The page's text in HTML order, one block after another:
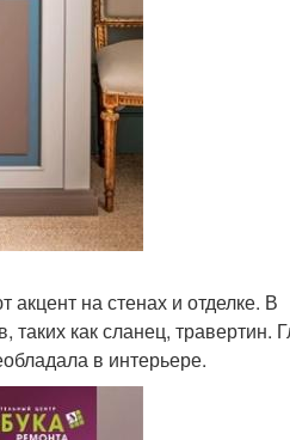
на стенах и отделке. В
таких как сланец, травертин.
в интерьере.